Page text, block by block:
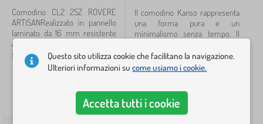
Etichette
Comodino CL2 2SZ ROVERE
ARTISANRealizzato in pannello
laminato da 16 mm resistente
all'abrasione.I frontali e i lati
sono bordati con bordo...
ENTRO 14 GIORNI
Il comodino Kanso rappresenta
una forma pura e un
minimalismo senza tempo. Il
frontali lisce senza maniglie lo
rendono non solo...
ENTRO 14 GIORNI
Questo sito utilizza cookie che facilitano la navigazione.
Ulteriori informazioni sucome usiamo i cookie.
Accetta tutti i cookie